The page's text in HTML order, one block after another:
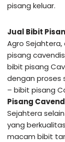
pisang keluar.
Jual Bibit
Agro
pisang
bibit pisang
dengan proses
– bibit pisang
Pisang
Sejahtera
yang
macam bibit